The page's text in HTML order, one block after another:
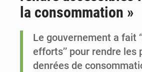
la consommation »
Le gouvernement a fait
efforts’’ pour rendre les
denrées de